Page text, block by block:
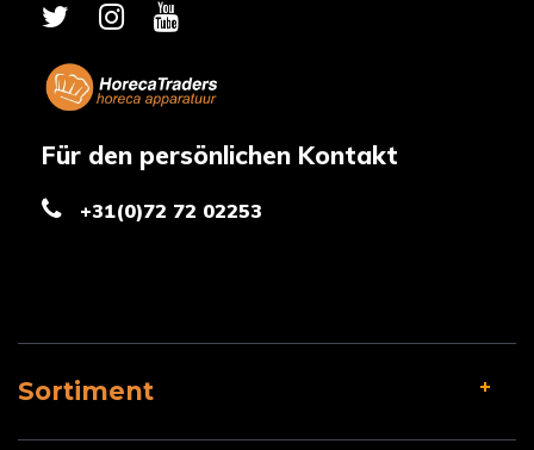
Für den persönlichen Kontakt
+31(0)72 72 02253
Sortiment